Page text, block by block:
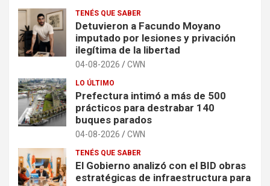
TENÉS QUE SABER
Detuvieron a Facundo Moyano
imputado por lesiones y privación
ilegítima de la libertad
04-08-2026 CWN
LO ÚLTIMO
Prefectura intimó a más de 500
prácticos para destrabar 140
buques parados
04-08-2026 CWN
TENÉS QUE SABER
El Gobierno analizó con el BID obras
estratégicas de infraestructura para